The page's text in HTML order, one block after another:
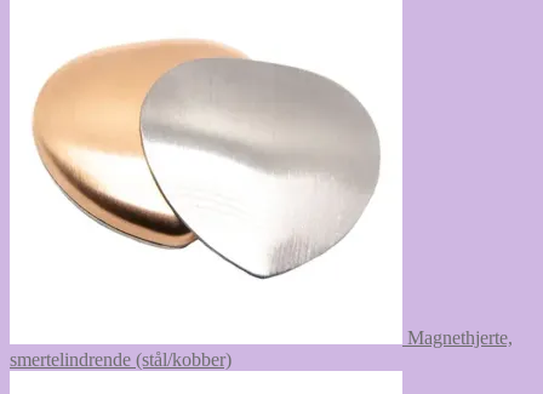
Magnethjerte,
smertelindrende (stål/kobber)